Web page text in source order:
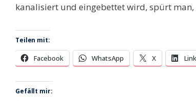
kanalisiert und eingebettet wird, spürt
Teilen mit:
Facebook WhatsApp X
Gefällt mir: